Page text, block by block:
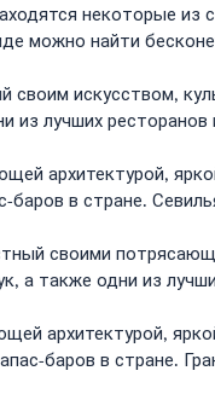
некоторые из
найти
искусством,
лучших
архитектурой,
в стране.
своими
а также одни из
архитектурой,
баров в стране.